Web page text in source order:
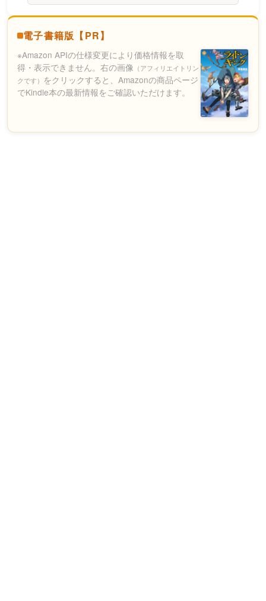
電子書籍版【PR】
※Amazon APIの仕様変更により価格情報を取
得・表示できません。右の画像 （アフィリエイトリン
クです） をクリックすると、Amazonの商品ページ
でKindle本の最新情報をご確認いただけます。